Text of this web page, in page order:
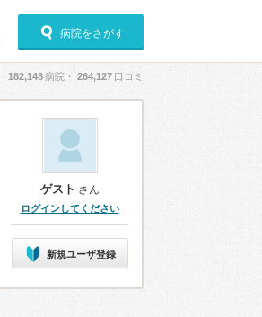
病院をさがす
182,148病院・ 264,127 口コミ
ゲスト さん
ログインしてください
新規ユーザ登録